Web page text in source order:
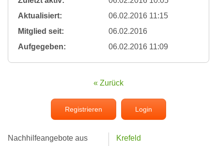
Aktualisiert:
06.02.2016 11:15
Mitglied seit:
06.02.2016
Aufgegeben:
06.02.2016 11:09
« Zurück
Registrieren Login
Nachhilfeangebote aus
Krefeld